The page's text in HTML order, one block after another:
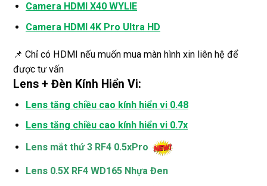
Camera HDMI X40 WYLIE
Camera HDMI 4K Pro Ultra HD
📌 Chỉ có HDMI nếu muốn mua màn hình xin liên hệ để
được tư vấn
Lens + Đèn Kính Hiển Vi:
Lens tăng chiều cao kính hiển vi 0.48
Lens tăng chiều cao kính hiển vi 0.7x
Lens mắt thứ 3 RF4 0.5xPro
Lens 0.5X RF4 WD165 Nhựa Đen